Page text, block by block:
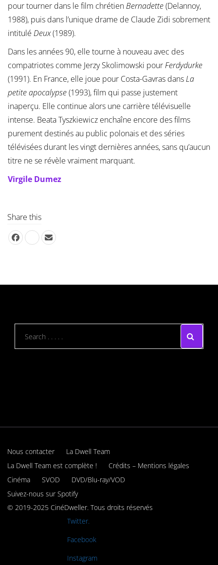
pour tourner dans le film chrétienBernadette(Delannoy,
1988), puis dans l’unique drame de Claude Zidi sobrement
intitulé Deux(1989).
Dans les années 90, elle tourne à nouveau avec des
compatriotes comme Jerzy Skolimowski pourFerdydurke
(1991). En France, elle joue pour Costa-Gavras dansLa
petite apocalypse(1993), film qui passe justement
inaperçu. Elle continue alors une carrière télévisuelle
intense. Beata Tyszkiewicz enchaîne encore des films
purement destinés au public polonais et des séries
télévisées durant les vingt dernières années, sans qu’aucun
titre ne se révèle vraiment marquant.
Virgile Dumez
Share this
Nous contacter
La Dwell Team
La Dwell Team est complète !
Crédits – Mentions légales
Cinéma
SVOD
DVD/Blu-ray/VOD
Suivez-nous sur Spotify
© 2019-2025 CinéDweller. Tous droits réservés
Twitter.
Facebook
Instagram